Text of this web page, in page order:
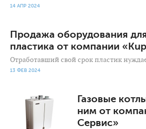
14 АПР 2024
Продажа оборудования
пластика от компании
Отработавший свой срок пластик
13 ФЕВ 2024
Газовые
ним от
Сервис»